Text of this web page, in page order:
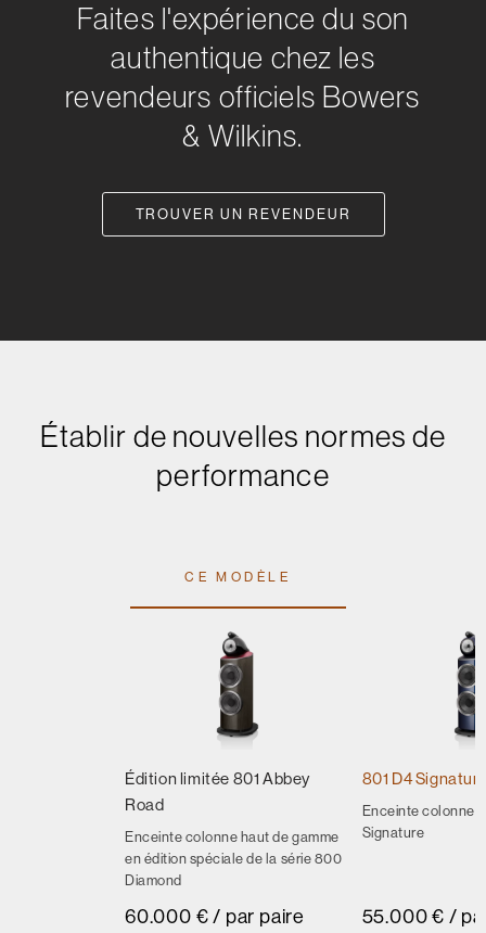
Faites l'expérience du son
authentique chez les
revendeurs officiels Bowers
& Wilkins.
TROUVER UN REVENDEUR
Établir de nouvelles normes de
performance
CE MODÈLE
Édition limitée 801 Abbey
Road
Enceinte colonne haut de gamme
en édition spéciale de la série 800
Diamond
60.000 € / par paire
801 D4
Enceinte colonne
Signature
55.000 € /